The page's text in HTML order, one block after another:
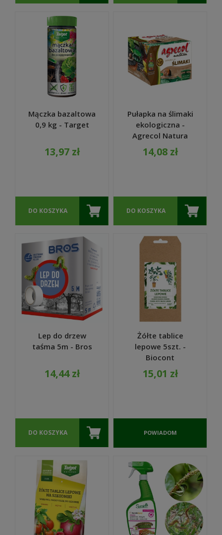
Mączka bazaltowa
0,9 kg - Target
13,97 zł
DO KOSZYKA
Pułapka na ślimaki
ekologiczna -
Agrecol Natura
14,08 zł
DO KOSZYKA
Lep do drzew
taśma 5m - Bros
14,44 zł
DO KOSZYKA
Żółte tablice
lepowe 5szt. -
Biocont
15,01 zł
POWIADOM
DOSTĘPNOŚCI